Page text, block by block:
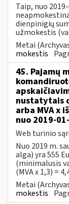
Taip, nuo
dienpinigių
užmokestis
Metai
mokestis
45. Pajamų
nustatytais
arba MVA x
nuo 2019-
Web turinio
Nuo 2019 m.
alga) yra 555
(minimalusis
(MVA x 1,3) =
Metai
mokestis